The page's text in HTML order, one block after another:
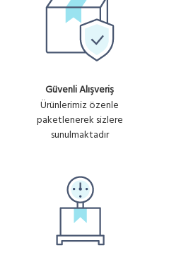
LC - LC FIBER PATCH KABLO
MM - 10 MT
FBR-SM-LC-LC-3M-OM3
MT ( SM / MM )
Güvenli Alışveriş
Ürünlerimiz özenle
paketlenerek sizlere
sunulmaktadır